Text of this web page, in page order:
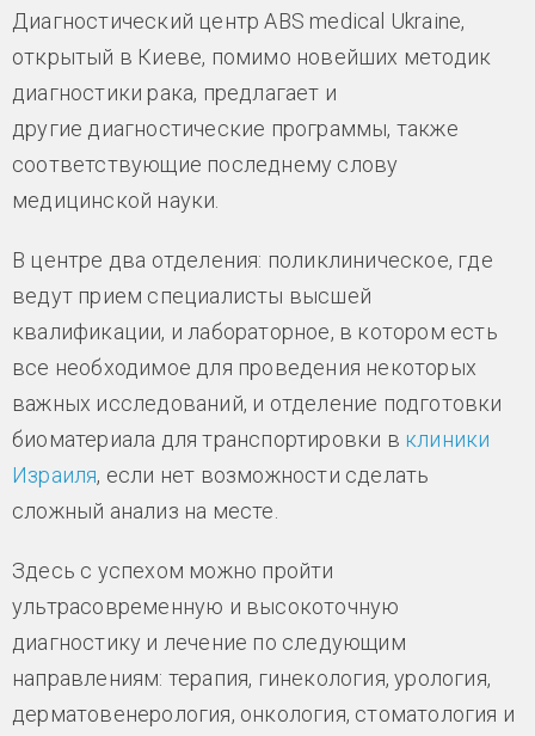
Диагностический центр ABS medical Ukraine,
открытый в Киеве, помимо новейших методик
диагностики рака, предлагает и
другие диагностические программы, также
соответствующие последнему слову
медицинской науки.
В центре два отделения: поликлиническое, где
ведут прием специалисты высшей
квалификации, и лабораторное, в котором есть
все необходимое для проведения некоторых
важных исследований, и отделение подготовки
биоматериала для транспортировки в клиники
Израиля, если нет возможности сделать
сложный анализ на месте.
Здесь с успехом можно пройти
ультрасовременную и высокоточную
диагностику и лечение по следующим
направлениям: терапия, гинекология, урология,
дерматовенерология, онкология, стоматология и